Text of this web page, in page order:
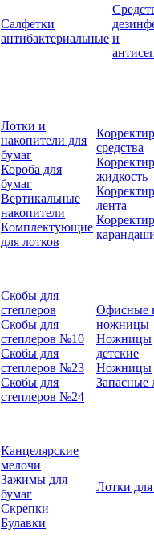
Салфетки
антибактериальные и
Лотки и
накопители для
бумаг
Короба для
бумаг
Вертикальные
накопители
Комплектующие
для лотков
средства
жидкость
лента
Скобы для
степлеров
Скобы для
степлеров №10
Скобы для
степлеров №23
Скобы для
степлеров №24
Офисные
ножницы
Ножницы
детские
Ножницы
Запасные
Канцелярские
мелочи
Зажимы для
бумаг
Скрепки
Булавки
Лотки